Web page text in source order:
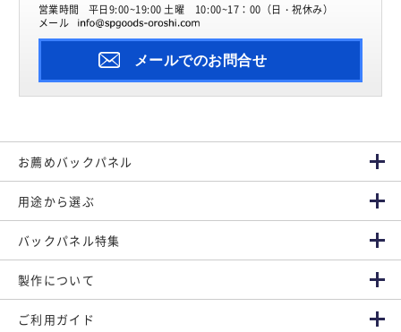
営業時間
平日9:00~19:00 土曜 10:00~17：00（日・祝休み）
メール
メールでのお問合せ
お薦めバックパネル
用途から選ぶ
バックパネル特集
製作について
ご利用ガイド